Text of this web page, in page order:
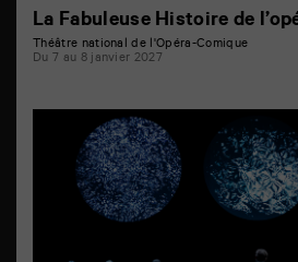
La Fabuleuse Histoire de
Théâtre national de l'Opéra-Comique
Du 7 au 8 janvier 2027